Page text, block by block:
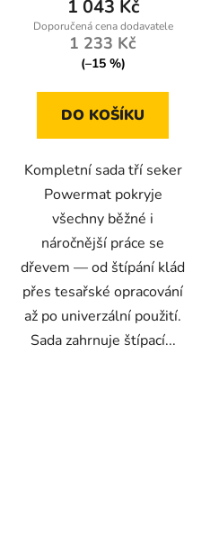
1 043 Kč
1 233 Kč
(–15 %)
DO KOŠÍKU
Kompletní sada tří seker
Powermat pokryje
všechny běžné i
náročnější práce se
dřevem — od štípání klád
přes tesařské opracování
až po univerzální použití.
Sada zahrnuje štípací...